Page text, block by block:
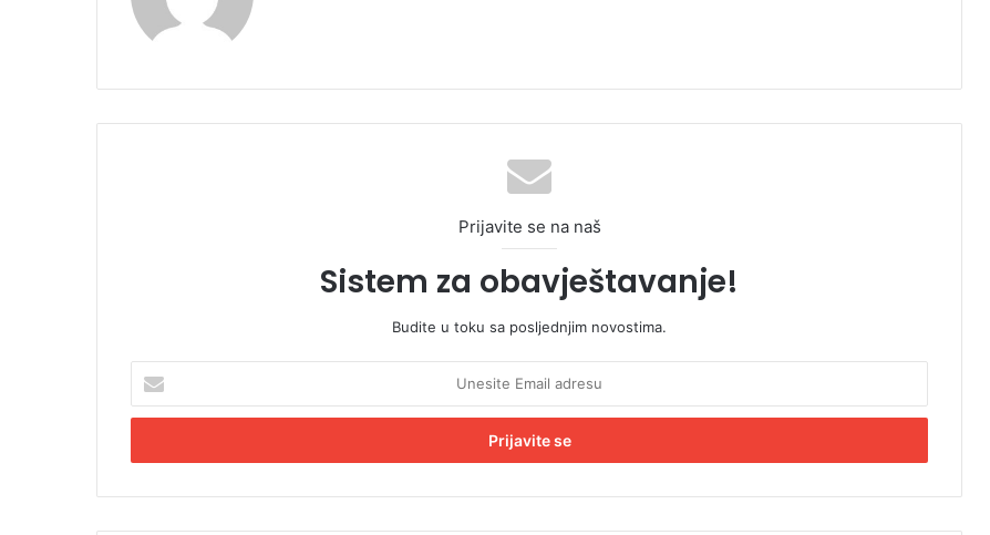
Prijavite se na naš
Sistem za obavještavanje!
Budite u toku sa posljednjim novostima.
e
i